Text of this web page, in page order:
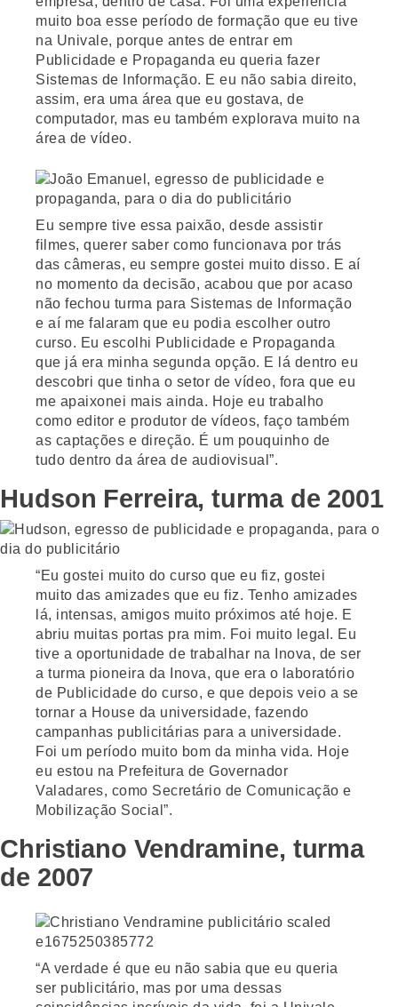
muito boa esse período de formação que eu tive
na Univale, porque antes de entrar em
Publicidade e Propaganda eu queria fazer
Sistemas de Informação. E eu não sabia direito,
assim, era uma área que eu gostava, de
computador, mas eu também explorava muito na
área de vídeo.
Eu sempre tive essa paixão, desde assistir
filmes, querer saber como funcionava por trás
das câmeras, eu sempre gostei muito disso. E aí
no momento da decisão, acabou que por acaso
não fechou turma para Sistemas de Informação
e aí me falaram que eu podia escolher outro
curso. Eu escolhi Publicidade e Propaganda
que já era minha segunda opção. E lá dentro eu
descobri que tinha o setor de vídeo, fora que eu
me apaixonei mais ainda. Hoje eu trabalho
como editor e produtor de vídeos, faço também
as captações e direção. É um pouquinho de
tudo dentro da área de audiovisual”.
Hudson Ferreira, turma de 2001
“Eu gostei muito do curso que eu fiz, gostei
muito das amizades que eu fiz. Tenho amizades
lá, intensas, amigos muito próximos até hoje. E
abriu muitas portas pra mim. Foi muito legal. Eu
tive a oportunidade de trabalhar na Inova, de ser
a turma pioneira da Inova, que era o laboratório
de Publicidade do curso, e que depois veio a se
tornar a House da universidade, fazendo
campanhas publicitárias para a universidade.
Foi um período muito bom da minha vida. Hoje
eu estou na Prefeitura de Governador
Valadares, como Secretário de Comunicação e
Mobilização Social”.
Christiano Vendramine, turma
de 2007
“A verdade é que eu não sabia que eu queria
ser publicitário, mas por uma dessas